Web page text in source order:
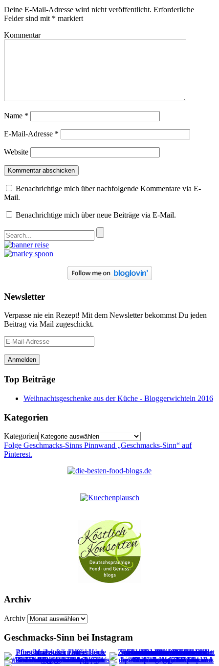
Deine E-Mail-Adresse wird nicht veröffentlicht. Erforderliche
Felder sind mit * markiert
Kommentar
Name *
E-Mail-Adresse *
Website
Benachrichtige mich über nachfolgende Kommentare via E-
Mail.
Benachrichtige mich über neue Beiträge via E-Mail.
Newsletter
Verpasse nie ein Rezept! Mit dem Newsletter bekommst Du jeden
Beitrag via Mail zugeschickt.
E-
Mail-
Adresse
Top Beiträge
Weihnachtsgeschenke aus der Küche - Bloggerwichteln 2016
Kategorien
Kategorien
Folge Geschmacks-Sinns Pinnwand „Geschmacks-Sinn“ auf
Pinterest.
Archiv
Archiv
Geschmacks-Sinn bei Instagram